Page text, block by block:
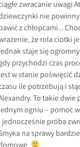
e
c
e
n
z
j
e
,
T
o
K
i
l
zwracanie uwagi
nie
z chłopcami…
że rola ciotki
staje się
przychodzi czas
w stanie poświęcić
ile potrzebują i
To takie dwie
ogniu – pomoc
jednocześnie próba
na sprawy